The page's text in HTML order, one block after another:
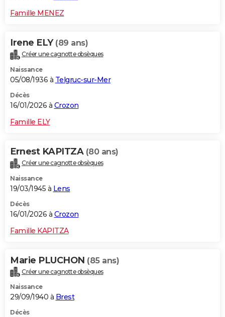
Famille MENEZ
Irene ELY (89 ans)
Créer une cagnotte obsèques
Naissance
05/08/1936 à Telgruc-sur-Mer
Décès
16/01/2026 à Crozon
Famille ELY
Ernest KAPITZA (80 ans)
Créer une cagnotte obsèques
Naissance
19/03/1945 à Lens
Décès
16/01/2026 à Crozon
Famille KAPITZA
Marie PLUCHON (85 ans)
Créer une cagnotte obsèques
Naissance
29/09/1940 à Brest
Décès